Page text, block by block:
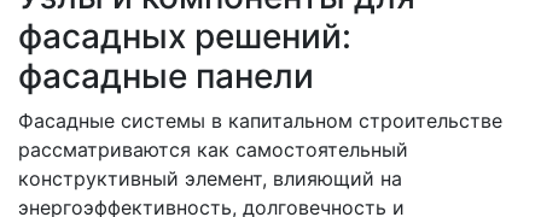
фасадных решений:
фасадные панели
Фасадные системы в капитальном строительстве
рассматриваются как самостоятельный
конструктивный элемент, влияющий на
энергоэффективность, долговечность и